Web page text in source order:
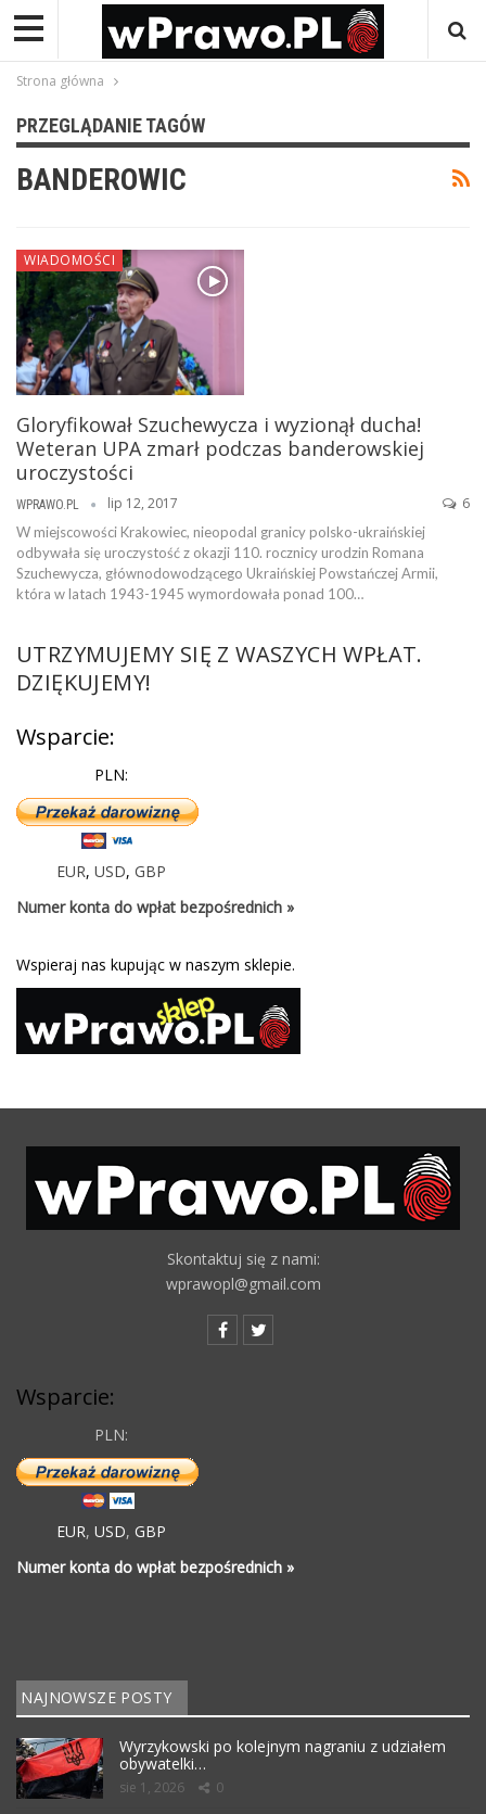
Strona główna
PRZEGLĄDANIE TAGÓW
BANDEROWIC
WIADOMOŚCI
Gloryfikował Szuchewycza i wyzionął ducha!
Weteran UPA zmarł podczas banderowskiej
uroczystości
WPRAWO.PL lip 12, 2017 6
W miejscowości Krakowiec, nieopodal granicy polsko-ukraińskiej
odbywała się uroczystość z okazji 110. rocznicy urodzin Romana
Szuchewycza, głównodowodzącego Ukraińskiej Powstańczej Armii,
która w latach 1943-1945 wymordowała ponad 100…
UTRZYMUJEMY SIĘ Z WASZYCH WPŁAT.
DZIĘKUJEMY!
Wsparcie:
PLN:
EUR, USD, GBP
Numer konta do wpłat bezpośrednich »
Wspieraj nas kupując w naszym sklepie.
Skontaktuj się z nami:
wprawopl@gmail.com
Wsparcie:
PLN:
EUR, USD, GBP
Numer konta do wpłat bezpośrednich »
NAJNOWSZE POSTY
Wyrzykowski po kolejnym nagraniu z udziałem
obywatelki…
sie 1, 2026 0